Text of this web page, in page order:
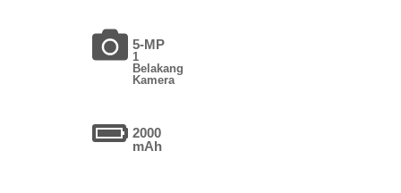
5-MP
1
Belakang
Kamera
2000
mAh